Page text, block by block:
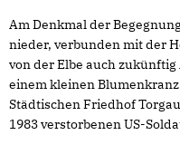
Am Denkmal der
nieder, verbunden mit der
von der Elbe auch
einem kleinen Blumenkranz
Städtischen Friedhof
1983 verstorbenen US-